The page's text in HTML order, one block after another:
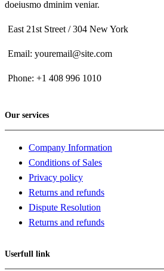
doeiusmo dminim veniar.
East 21st Street / 304 New York
Email: youremail@site.com
Phone: +1 408 996 1010
Our services
Company Information
Conditions of Sales
Privacy policy
Returns and refunds
Dispute Resolution
Returns and refunds
Userfull link